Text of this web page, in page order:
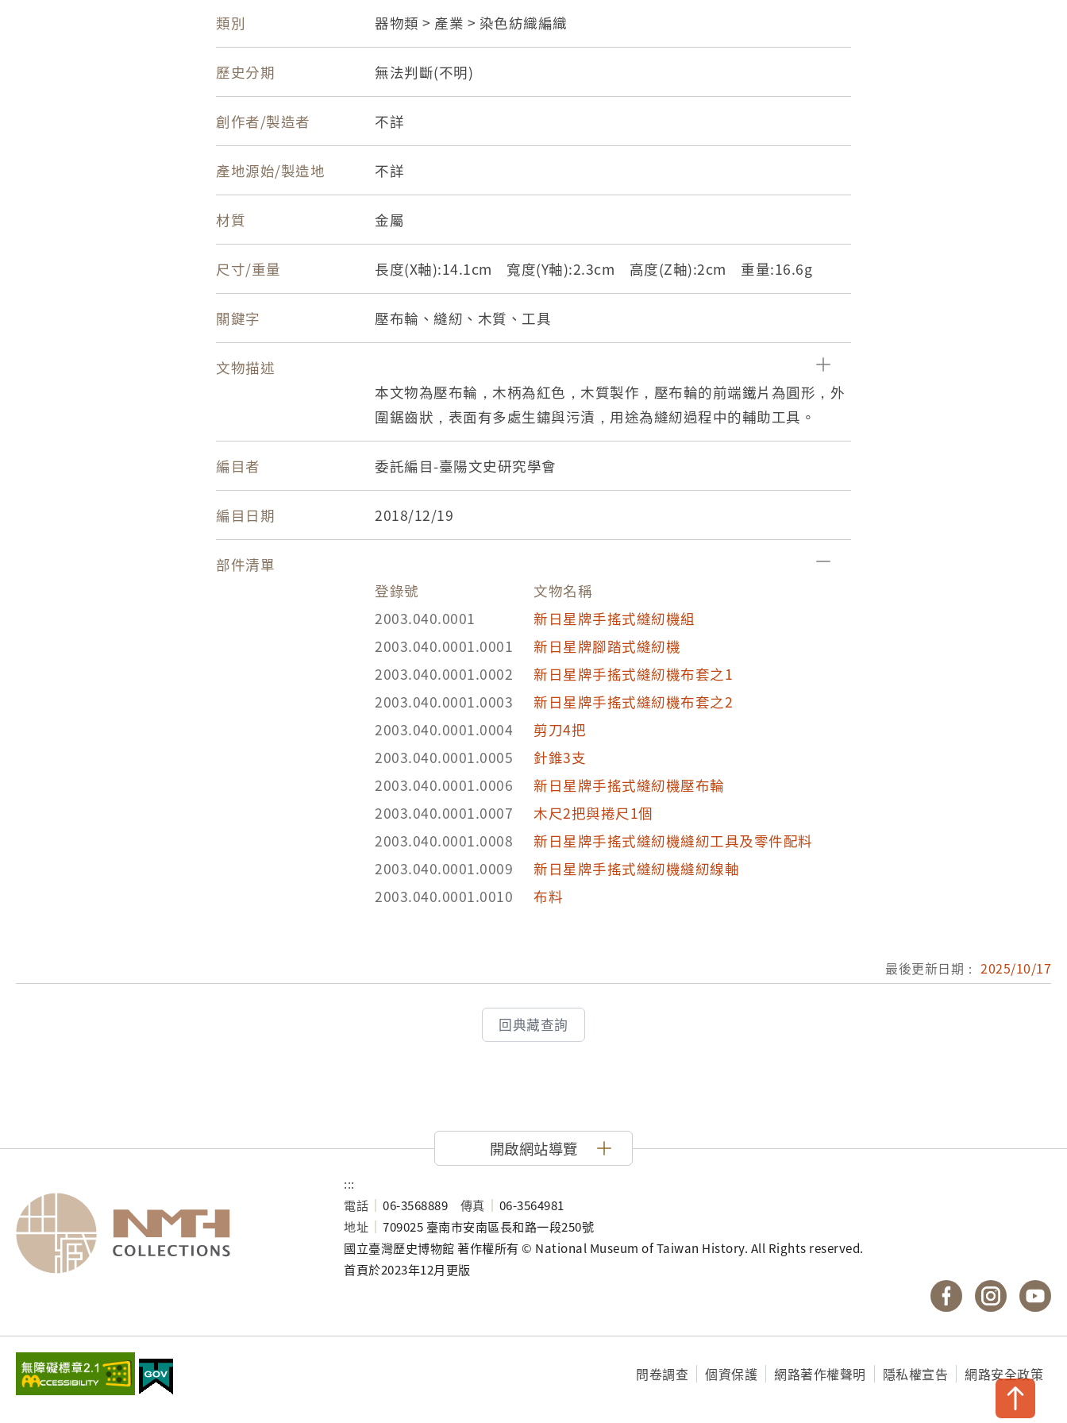
類別 器物類 > 產業 > 染色紡織編織
歷史分期 無法判斷(不明)
創作者/製造者 不詳
產地源始/製造地 不詳
材質 金屬
尺寸/重量 長度(X軸):14.1cm 寬度(Y軸):2.3cm 高度(Z軸):2cm 重量:16.6g
關鍵字 壓布輪、縫紉、木質、工具
文物描述
本文物為壓布輪，木柄為紅色，木質製作，壓布輪的前端鐵片為圓形，外
圍鋸齒狀，表面有多處生鏽與污漬，用途為縫紉過程中的輔助工具。
編目者 委託編目-臺陽文史研究學會
編目日期 2018/12/19
部件清單
登錄號
文物名稱
2003.040.0001
新日星牌手搖式縫紉機組
2003.040.0001.0001
新日星牌腳踏式縫紉機
2003.040.0001.0002
新日星牌手搖式縫紉機布套之1
2003.040.0001.0003
新日星牌手搖式縫紉機布套之2
2003.040.0001.0004
剪刀4把
2003.040.0001.0005
針錐3支
2003.040.0001.0006
新日星牌手搖式縫紉機壓布輪
2003.040.0001.0007
木尺2把與捲尺1個
2003.040.0001.0008
新日星牌手搖式縫紉機縫紉工具及零件配料
2003.040.0001.0009
新日星牌手搖式縫紉機縫紉線軸
2003.040.0001.0010
布料
最後更新日期： 2025/10/17
回典藏查詢
開啟網站導覽
:::
電話
06-3568889 傳真
06-3564981
地址
709025 臺南市安南區長和路一段250號
國立臺灣歷史博物館 著作權所有 © National Museum of Taiwan History. All Rights reserved.
首頁於2023年12月更版
國立臺灣歷史博
國立臺灣
問卷調查 個資保護 網路著作權聲明 隱私權宣告 網路安全政策